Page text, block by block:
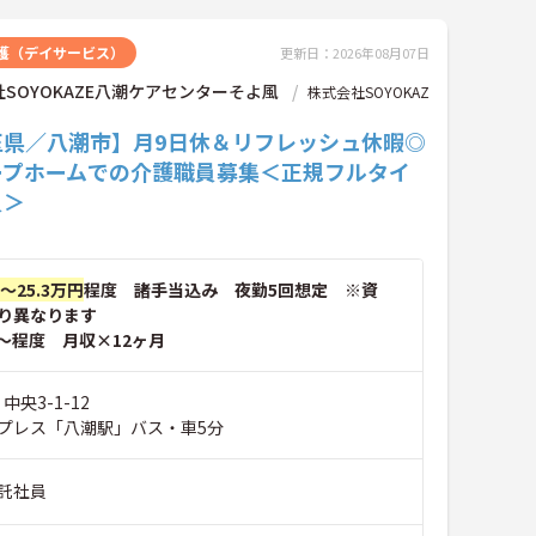
（デイサービス） 更新日：2026年08月07日
SOYOKAZE八潮ケアセンターそよ風 株式会社SOYOKAZ
／八潮市】月9日休＆リフレッシュ休暇◎
ホームでの介護職員募集＜正規フルタイ
25.3万円程度 諸手当込み 夜勤5回想定 ※資
異なります
程度 月収×12ヶ月
中央3-1-12
レス「八潮駅」バス・車5分
社員